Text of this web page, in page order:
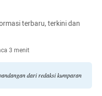
terbaru, terkini dan
3 menit
dari redaksi kumparan